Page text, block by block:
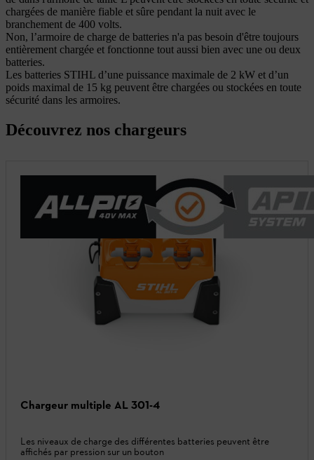
chargées de manière fiable et sûre pendant la nuit avec le
branchement de 400 volts.
Non, l’armoire de charge de batteries n'a pas besoin d'être toujours
entièrement chargée et fonctionne tout aussi bien avec une ou deux
batteries.
Les batteries STIHL d’une puissance maximale de 2 kW et d’un
poids maximal de 15 kg peuvent être chargées ou stockées en toute
sécurité dans les armoires.
Découvrez nos chargeurs
Chargeur multiple AL 301-4
Les niveaux de charge des différentes batteries peuvent être
affichés par pression sur un bouton